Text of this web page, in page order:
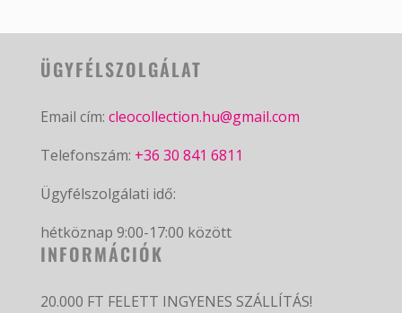
ÜGYFÉLSZOLGÁLAT
Email cím: cleocollection.hu@gmail.com
Telefonszám: +36 30 841 6811
Ügyfélszolgálati idő:
hétköznap 9:00-17:00 között
INFORMÁCIÓK
20.000 FT FELETT INGYENES SZÁLLÍTÁS!